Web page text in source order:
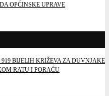
OPĆINSKE UPRAVE
BIJELIH KRIŽEVA ZA DUVNJAKE
RATU I PORAĆU